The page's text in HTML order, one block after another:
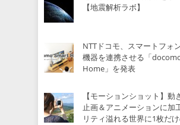
【地震解析ラボ】
NTTドコモ、スマートフォ
機器を連携させる「
Home」を発表
【モーションショット】動
止画＆アニメーションに
リティ溢れる世界に1枚だ